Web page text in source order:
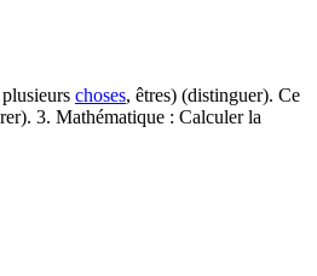
choses, êtres) (distinguer). Ce
3. Mathématique : Calculer la